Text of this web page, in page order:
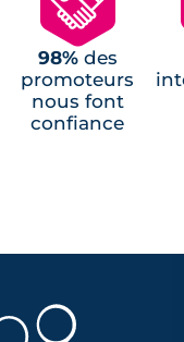
98%des
promoteurs
nous font
confiance